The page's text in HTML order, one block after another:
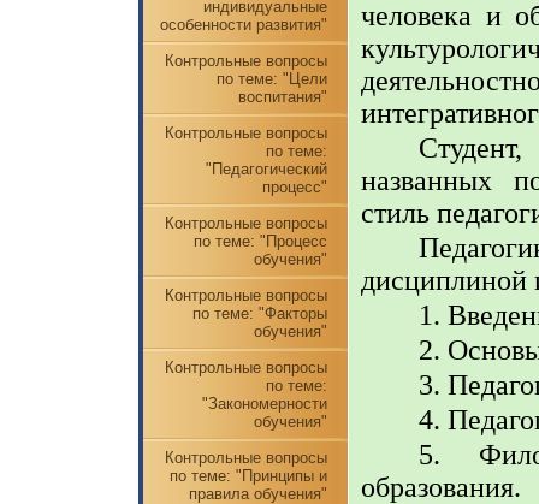
индивидуальные
особенности развития"
Контрольные вопросы
по теме: "Цели
воспитания"
Контрольные вопросы
по теме:
"Педагогический
процесс"
Контрольные вопросы
по теме: "Процесс
обучения"
Контрольные вопросы
по теме: "Факторы
обучения"
Контрольные вопросы
по теме:
"Закономерности
обучения"
Контрольные вопросы
по теме: "Принципы и
правила обучения"
человека и
названных
стиль
дисциплиной
1.
2.
3.
4.
5.
образования.